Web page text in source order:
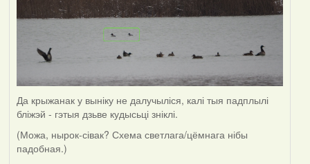
Да крыжанак у выніку не далучыліся, калі тыя падплылі
бліжэй - гэтыя дзьве кудысьці зніклі.
(Можа, нырок-сівак? Схема светлага/цёмнага нібы
падобная.)